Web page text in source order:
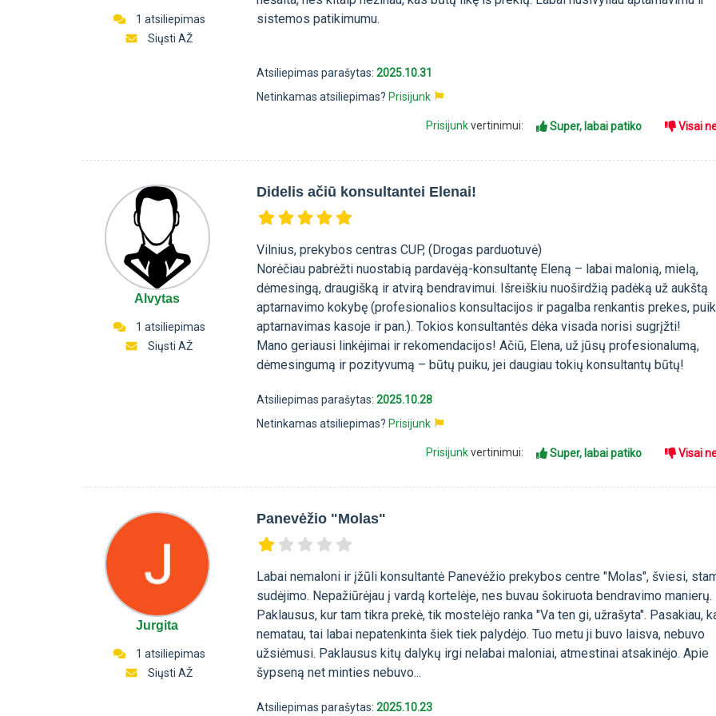
1 atsiliepimas
Siųsti AŽ
sistemos patikimumu.
Atsiliepimas parašytas:2025.10.31
Netinkamas atsiliepimas? Prisijunk
Prisijunkvertinimui: Super, labai patiko Visai
Alvytas
1 atsiliepimas
Siųsti AŽ
Didelis ačiū konsultantei Elenai!
Vilnius, prekybos centras CUP, (Drogas parduotuvė)
Norėčiau pabrėžti nuostabią pardavėją-konsultantę Eleną – labai malonią, mielą,
dėmesingą, draugišką ir atvirą bendravimui. Išreiškiu nuoširdžią padėką už aukštą
aptarnavimo kokybę (profesionalios konsultacijos ir pagalba renkantis prekes,
aptarnavimas kasoje ir pan.). Tokios konsultantės dėka visada norisi sugrįžti!
Mano geriausi linkėjimai ir rekomendacijos! Ačiū, Elena, už jūsų profesionalumą,
dėmesingumą ir pozityvumą – būtų puiku, jei daugiau tokių konsultantų būtų!
Atsiliepimas parašytas:2025.10.28
Netinkamas atsiliepimas? Prisijunk
Prisijunkvertinimui: Super, labai patiko Visai
Jurgita
1 atsiliepimas
Siųsti AŽ
Panevėžio "Molas"
Labai nemaloni ir įžūli konsultantė Panevėžio prekybos centre "Molas", šviesi,
sudėjimo. Nepažiūrėjau į vardą kortelėje, nes buvau šokiruota bendravimo manierų.
Paklausus, kur tam tikra prekė, tik mostelėjo ranka "Va ten gi, užrašyta". Pasakiau,
nematau, tai labai nepatenkinta šiek tiek palydėjo. Tuo metu ji buvo laisva, nebuvo
užsiėmusi. Paklausus kitų dalykų irgi nelabai maloniai, atmestinai atsakinėjo. Apie
šypseną net minties nebuvo...
Atsiliepimas parašytas:2025.10.23